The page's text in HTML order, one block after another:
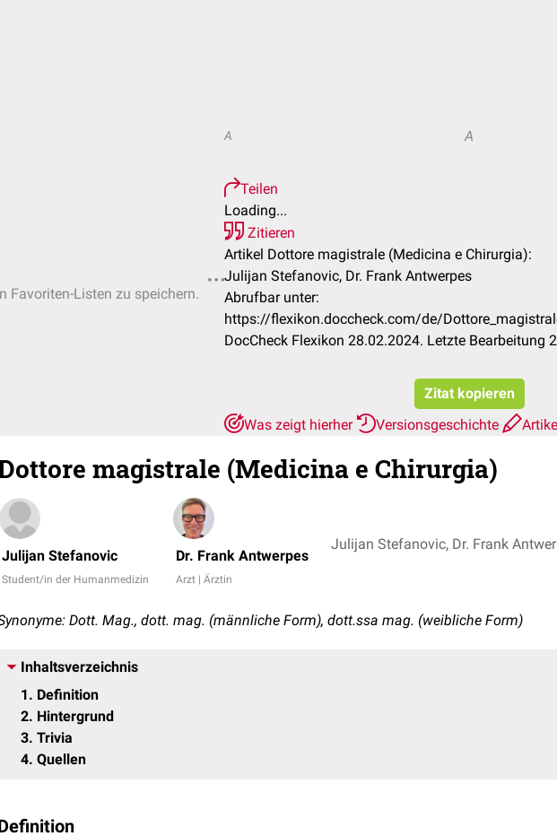
Favoriten-Listen zu speichern.
A A
Teilen
Loading...
Zitieren
Artikel Dottore magistrale (Medicina e Chirurgia):
Julijan Stefanovic, Dr. Frank Antwerpes
Abrufbar unter:
https://flexikon.doccheck.com/de/
DocCheck Flexikon 28.02.2024. Letzte Bearbeitung
Zitat kopieren
Was zeigt hierher
Versionsgeschichte
magistrale (Medicina e Chirurgia)
Julijan Stefanovic
Student/in der Humanmedizin
Dr. Frank Antwerpes
Arzt | Ärztin
Julijan Stefanovic, Dr. Frank
Dott. Mag., dott. mag. (männliche Form), dott.ssa mag. (weibliche Form)
Inhaltsverzeichnis
1
Definition
2 Hintergrund
3 Trivia
4 Quellen